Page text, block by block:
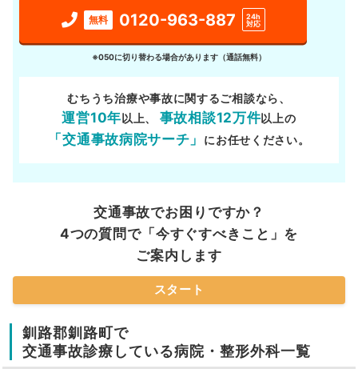
無料 0120-963-887
24h
対応
※050に切り替わる場合があります（通話無料）
むちうち治療や事故に関するご相談なら、
運営10年以上、 事故相談12万件以上の
「交通事故病院サーチ」 にお任せください。
交通事故でお困りですか？
4つの質問で「今すぐすべきこと」を
ご案内します
スタート
釧路郡釧路町で
交通事故診療している病院・整形外科一覧